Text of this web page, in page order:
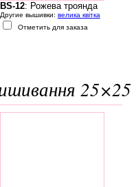
BS-12: Рожева троянда
Другие вышивки: велика квітка
Отметить для заказа
25×25